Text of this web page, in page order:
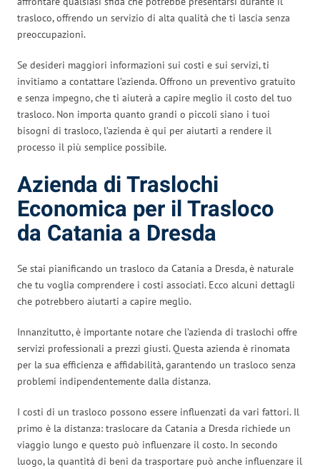
trasloco, offrendo un servizio di alta qualità che ti lascia senza
preoccupazioni.
Se desideri maggiori informazioni sui costi e sui servizi, ti
invitiamo a contattare l’azienda. Offrono un preventivo gratuito
e senza impegno, che ti aiuterà a capire meglio il costo del tuo
trasloco. Non importa quanto grandi o piccoli siano i tuoi
bisogni di trasloco, l’azienda è qui per aiutarti a rendere il
processo il più semplice possibile.
Azienda di Traslochi
Economica per il Trasloco
da Catania a Dresda
Se stai pianificando un trasloco da Catania a Dresda, è naturale
che tu voglia comprendere i costi associati. Ecco alcuni dettagli
che potrebbero aiutarti a capire meglio.
Innanzitutto, è importante notare che l’azienda di traslochi offre
servizi professionali a prezzi giusti. Questa azienda è rinomata
per la sua efficienza e affidabilità, garantendo un trasloco senza
problemi indipendentemente dalla distanza.
I costi di un trasloco possono essere influenzati da vari fattori. Il
primo è la distanza: traslocare da Catania a Dresda richiede un
viaggio lungo e questo può influenzare il costo. In secondo
luogo, la quantità di beni da trasportare può anche influenzare il